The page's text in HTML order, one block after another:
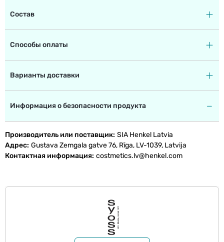
Состав
Способы оплаты
Варианты доставки
Информация о безопасности продукта
Производитель или поставщик SIA Henkel Latvia
Адрес Gustava Zemgala gatve 76, Rīga, LV-1039, Latvija
Контактная информация costmetics.lv@henkel.com